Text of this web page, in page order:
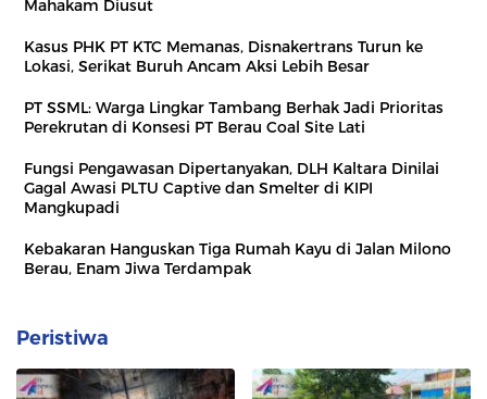
Mahakam Diusut
Kasus PHK PT KTC Memanas, Disnakertrans Turun ke
Lokasi, Serikat Buruh Ancam Aksi Lebih Besar
PT SSML: Warga Lingkar Tambang Berhak Jadi Prioritas
Perekrutan di Konsesi PT Berau Coal Site Lati
Fungsi Pengawasan Dipertanyakan, DLH Kaltara Dinilai
Gagal Awasi PLTU Captive dan Smelter di KIPI
Mangkupadi
Kebakaran Hanguskan Tiga Rumah Kayu di Jalan Milono
Berau, Enam Jiwa Terdampak
Peristiwa